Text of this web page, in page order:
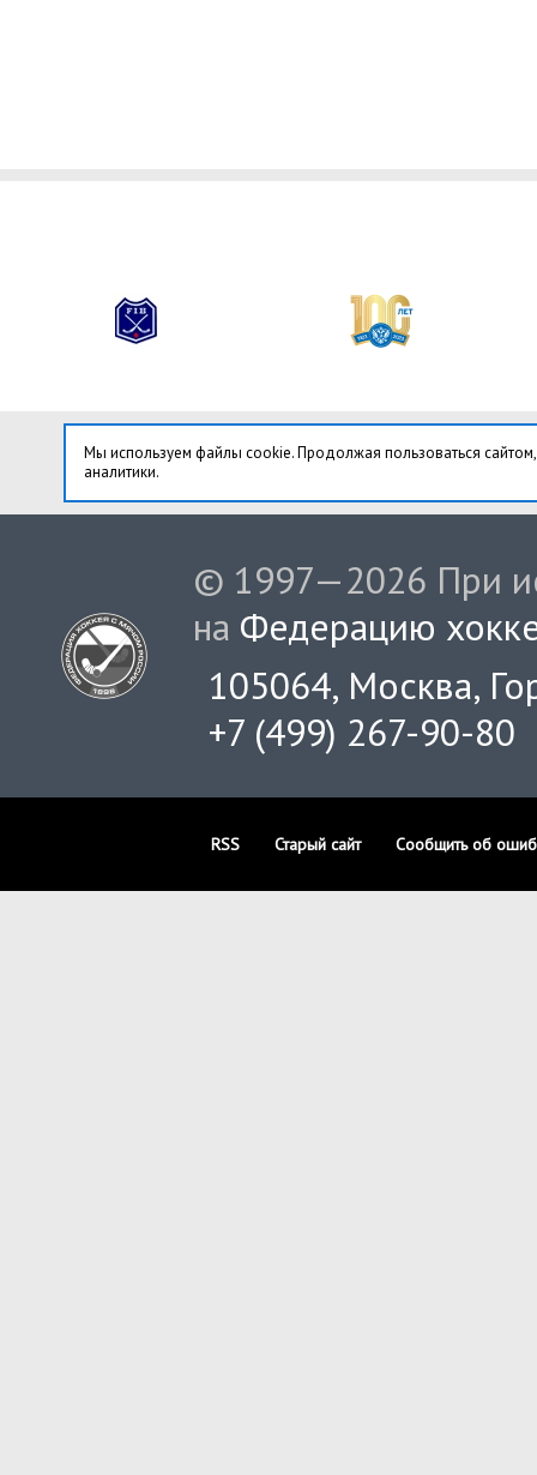
Мы используем файлы cookie. Продолжая пользоваться
аналитики.
© 1997—2026 При
на Федерацию
105064, Москва,
+7 (499) 267-90-80
RSS Старый сайт Сообщить об